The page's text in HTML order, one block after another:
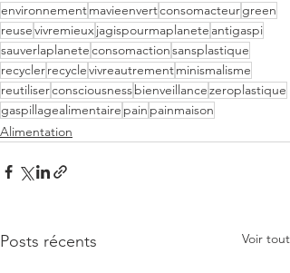
environnementmavieenvertconsomacteurgreen
reusevivremieuxjagispourmaplanete antigaspi
sauverlaplaneteconsomactionsansplastique
recyclerrecyclevivreautrementminismalisme
reutiliserconsciousnessbienveillancezeroplastique
gaspillagealimentaire pain painmaison
Alimentation
Posts récents Voir tout